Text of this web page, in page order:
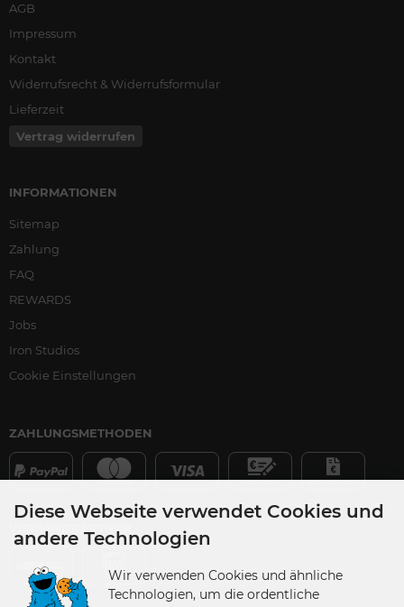
AGB
Impressum
Kontakt
Widerrufsrecht & Widerrufsformular
Lieferzeit
Vertrag widerrufen
INFORMATIONEN
Sitemap
Zahlung
FAQ
REWARDS
Jobs
Iron Studios
Cookie Einstellungen
ZAHLUNGSMETHODEN
VERSANDPARTNER
Diese Webseite verwendet Cookies und
andere Technologien
Wir verwenden Cookies und ähnliche
Technologien, um die ordentliche